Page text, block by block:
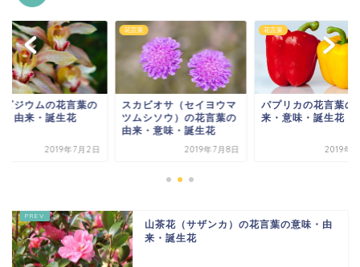
ビジウムの花言葉の
・由来・誕生花
2019年7月2日
花言葉
スカビオサ（セイヨウマ
ツムシソウ）の花言葉の
由来・意味・誕生花
2019年7月8日
花言葉
パプリカの花言葉の
来・意味・誕生花
2019年6
山茶花（サザンカ）の花言葉の意味・由
来・誕生花